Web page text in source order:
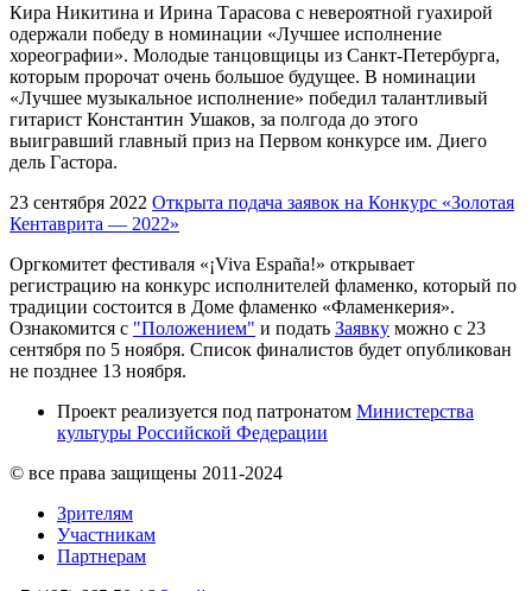
Кира Никитина и Ирина Тарасова с невероятной гуахирой
одержали победу в номинации «Лучшее исполнение
хореографии». Молодые танцовщицы из Санкт-Петербурга,
которым пророчат очень большое будущее. В номинации
«Лучшее музыкальное исполнение» победил талантливый
гитарист Константин Ушаков, за полгода до этого
выигравший главный приз на Первом конкурсе им. Диего
дель Гастора.
23 сентября 2022 Открыта подача заявок на Конкурс «Золотая
Кентаврита — 2022»
Оргкомитет фестиваля «¡Viva España!» открывает
регистрацию на конкурс исполнителей фламенко, который по
традиции состоится в Доме фламенко «Фламенкерия».
Ознакомится с "Положением" и подать Заявку можно с 23
сентября по 5 ноября. Список финалистов будет опубликован
не позднее 13 ноября.
Проект реализуется под патронатом Министерства
культуры Российской Федерации
© все права защищены 2011-2024
Зрителям
Участникам
Партнерам